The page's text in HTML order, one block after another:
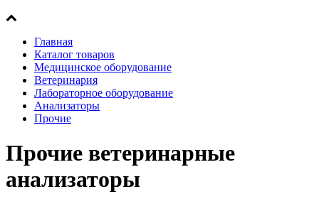
Главная
Каталог товаров
Медицинское оборудование
Ветеринария
Лабораторное оборудование
Анализаторы
Прочие
Прочие ветеринарные
анализаторы